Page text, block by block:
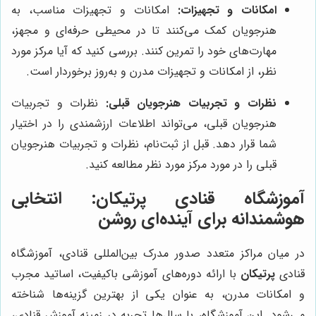
امکانات و تجهیزات: امکانات و تجهیزات مناسب، به
هنرجویان کمک می‌کنند تا در محیطی حرفه‌ای و مجهز،
مهارت‌های خود را تمرین کنند. بررسی کنید که آیا مرکز مورد
نظر، از امکانات و تجهیزات مدرن و به‌روز برخوردار است.
نظرات و تجربیات هنرجویان قبلی: نظرات و تجربیات
هنرجویان قبلی، می‌تواند اطلاعات ارزشمندی را در اختیار
شما قرار دهد. قبل از ثبت‌نام، نظرات و تجربیات هنرجویان
قبلی را در مورد مرکز مورد نظر مطالعه کنید.
آموزشگاه قنادی پرتیکان: انتخابی
هوشمندانه برای آینده‌ای روشن
در میان مراکز متعدد صدور مدرک بین‌المللی قنادی، آموزشگاه
قنادیپرتیکان با ارائه دوره‌های آموزشی باکیفیت، اساتید مجرب
و امکانات مدرن، به عنوان یکی از بهترین گزینه‌ها شناخته